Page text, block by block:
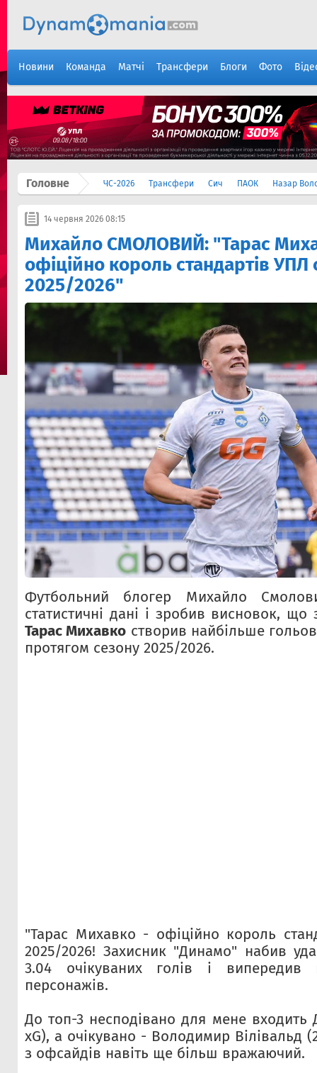
Новини Команда Матчі Трансфери Блоги Фото
Головне ЧС-2026 Трансфери Сич ПАОК Назар
14 червня 2026 08:15
Михайло СМОЛОВИЙ: "Тарас
офіційно король стандартів УПЛ
2025/2026"
Футбольний блогер Михайло
статистичні дані і зробив висновок,
Тарас Михавко створив найбільше
протягом сезону 2025/2026.
"Тарас Михавко - офіційно король
2025/2026! Захисник "Динамо" набив
3.04 очікуваних голів і випередив
персонажів.
До топ-3 несподівано для мене входить
xG), а очікувано - Володимир Вілівальд
з офсайдів навіть ще більш вражаючий.